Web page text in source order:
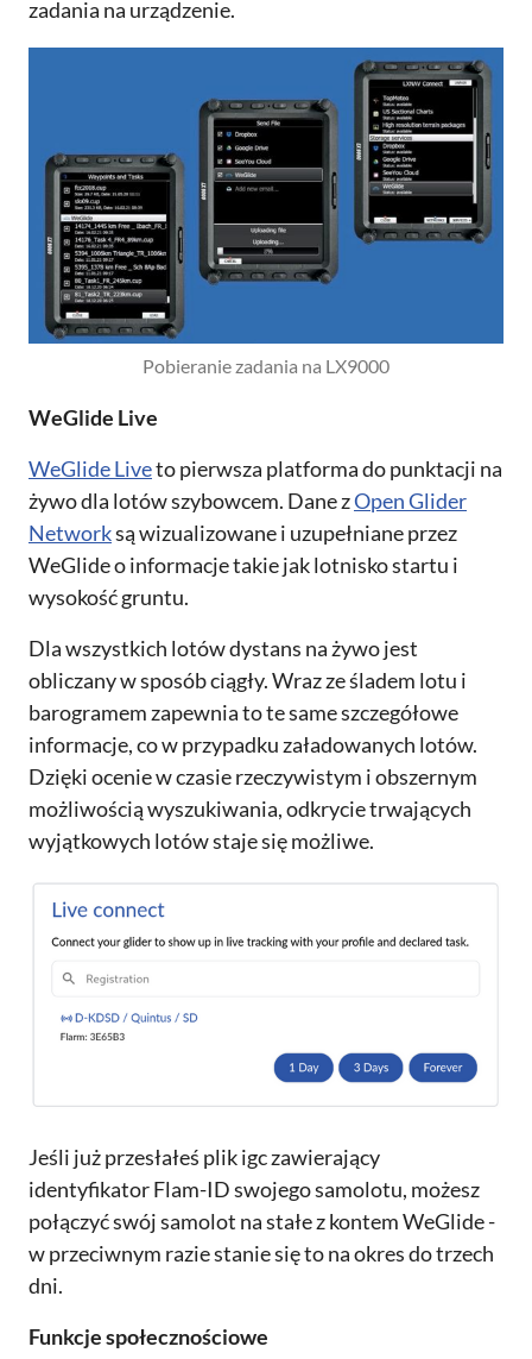
zadania na urządzenie.
Pobieranie zadania na LX9000
WeGlide Live
WeGlide Liveto pierwsza platforma do punktacji na
żywo dla lotów szybowcem. Dane zOpen Glider
Networksą wizualizowane i uzupełniane przez
WeGlide o informacje takie jak lotnisko startu i
wysokość gruntu.
Dla wszystkich lotów dystans na żywo jest
obliczany w sposób ciągły. Wraz ze śladem lotu i
barogramem zapewnia to te same szczegółowe
informacje, co w przypadku załadowanych lotów.
Dzięki ocenie w czasie rzeczywistym i obszernym
możliwością wyszukiwania, odkrycie trwających
wyjątkowych lotów staje się możliwe.
Jeśli już przesłałeś plik igc zawierający
identyfikator Flam-ID swojego samolotu, możesz
połączyć swój samolot na stałe z kontem WeGlide -
w przeciwnym razie stanie się to na okres do trzech
dni.
Funkcje społecznościowe